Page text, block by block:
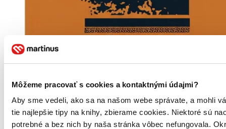
Môžeme pracovať s cookies a kontaktnými údajmi?
Aby sme vedeli, ako sa na našom webe správate, a mohli
tie najlepšie tipy na knihy, zbierame cookies. Niektoré sú
potrebné a bez nich by naša stránka vôbec nefungovala.
Kniha